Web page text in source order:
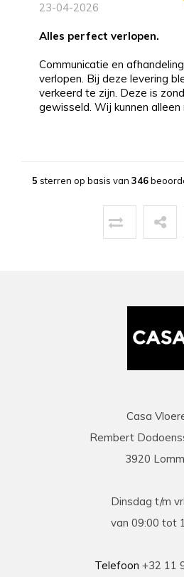
23-04-2026
alles perfect verlopen.
Communicatie en
verlopen. Bij deze levering
verkeerd te zijn. Deze is
gewisseld. Wij kunnen
13-03-2026
Uitstekende service zowel
vermelding voor de heel
benodigdheden leverde en
Prima geholpen bij zowel de
problemen tijdens plaatsing .
5 sterren op basis van 346
Casa
Rembert
3920
Dinsdag t/m
van 09:00 tot
Telefoon +32 11